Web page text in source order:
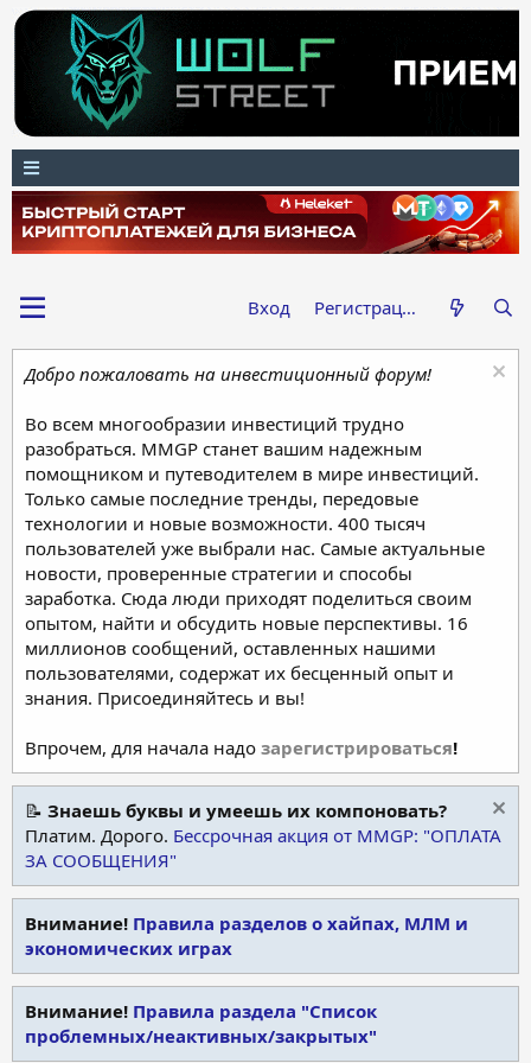
Вход Регистрация
Добро пожаловать на инвестиционный форум!
Во всем многообразии инвестиций трудно
разобраться. MMGP станет вашим надежным
помощником и путеводителем в мире инвестиций.
Только самые последние тренды, передовые
технологии и новые возможности. 400 тысяч
пользователей уже выбрали нас. Самые актуальные
новости, проверенные стратегии и способы
заработка. Сюда люди приходят поделиться своим
опытом, найти и обсудить новые перспективы. 16
миллионов сообщений, оставленных нашими
пользователями, содержат их бесценный опыт и
знания. Присоединяйтесь и вы!
Впрочем, для начала надо зарегистрироваться!
📝 Знаешь буквы и умеешь их компоновать?
Платим. Дорого. Бессрочная акция от MMGP: "ОПЛАТА
ЗА СООБЩЕНИЯ"
Внимание! Правила разделов о хайпах, МЛМ и
экономических играх
Внимание! Правила раздела "Список
проблемных/неактивных/закрытых"